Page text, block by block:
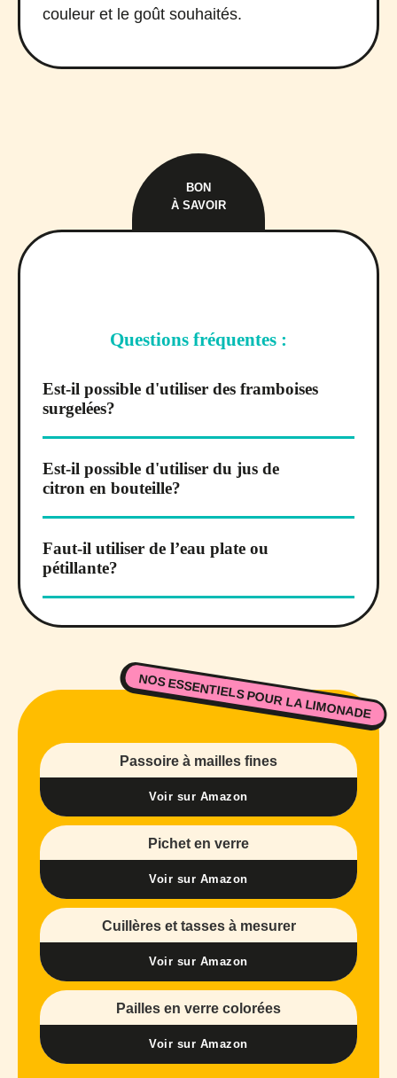
couleur et le goût souhaités.
BON
À SAVOIR
Questions fréquentes :
Est-il possible d'utiliser des framboises
surgelées?
Est-il possible d'utiliser du jus de
citron en bouteille?
Faut-il utiliser de l’eau plate ou
pétillante?
NOS ESSENTIELS POUR LA LIMONADE
Passoire à mailles fines
Voir sur Amazon
Pichet en verre
Voir sur Amazon
Cuillères et tasses à mesurer
Voir sur Amazon
Pailles en verre colorées
Voir sur Amazon